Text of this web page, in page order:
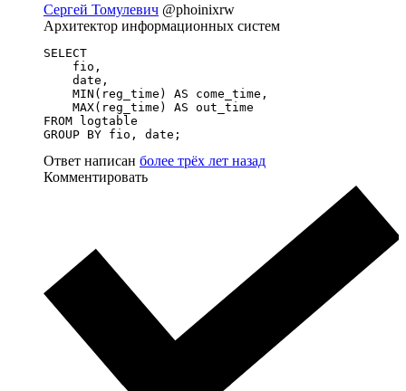
Сергей Томулевич @phoinixrw
Архитектор информационных систем
SELECT
    fio,
    date,
    MIN(reg_time) AS come_time,
    MAX(reg_time) AS out_time
FROM logtable
GROUP BY fio, date;
Ответ написан более трёх лет назад
Комментировать